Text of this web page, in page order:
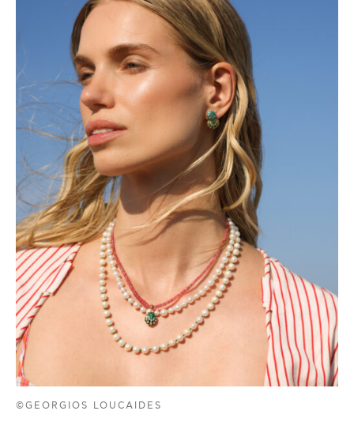
©GEORGIOS LOUCAIDES